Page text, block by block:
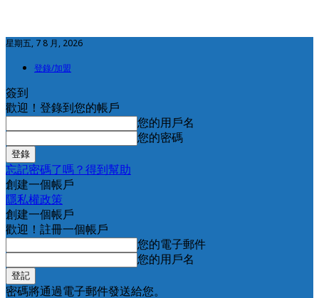
星期五, 7 8 月, 2026
登錄/加盟
簽到
歡迎！登錄到您的帳戶
您的用戶名
您的密碼
忘記密碼了嗎？得到幫助
創建一個帳戶
隱私權政策
創建一個帳戶
歡迎！註冊一個帳戶
您的電子郵件
您的用戶名
密碼將通過電子郵件發送給您。